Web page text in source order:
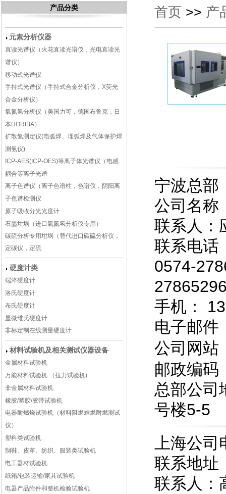
产品分类
元素分析仪器
直读光谱仪（火花直读光谱仪，光电直读光
谱仪）
移动式光谱仪
手持式光谱仪（手持式合金分析仪，X荧光
合金分析仪）
氧氮氢分析仪（美国力可，德国布鲁克，日
本HORIBA）
扩散氢测定仪(电弧焊、埋弧焊及气体保护焊
测氢仪)
ICP-AES(ICP-OES)等离子体光谱仪（电感
耦合等离子光谱
离子色谱仪（离子色谱柱，色谱仪，阴阳离
子色谱检测仪
原子吸收分光光度计
石墨坩埚（进口氧氮氢分析仪专用）
碳硫分析专用坩埚（替代进口碳硫分析仪，
定碳仪，定硫
硬度计类
端淬硬度计
洛氏硬度计
布氏硬度计
显微维氏硬度计
非标定制在线测量硬度计
材料试验机及相关测试仪器设备
金属材料试验机
万能材料试验机 （拉力试验机)
非金属材料试验机
橡胶/塑胶/胶带试验机
电器耐燃烧试验机（材料阻燃难燃耐燃测试
仪）
塑料类试验机
制鞋、皮革、纺织、服装类试验机
电工器材试验机
纸箱/包装运输/家具试验机
电器产品附件和整机检验试验机
首页 >> 产
宁波总部
公司名称
联系人：
联系电话
0574-
手机：
电子邮件
公司网站
邮政编
总部公司
号楼5-5
上海公
联系地址
联系人：